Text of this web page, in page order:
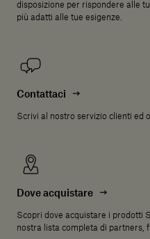
disposizione per rispondere alle
più adatti alle tue esigenze.
Contattaci
Scrivi al nostro servizio clienti ed
Dove acquistare
Scopri dove acquistare i prodotti
nostra lista completa di partners,